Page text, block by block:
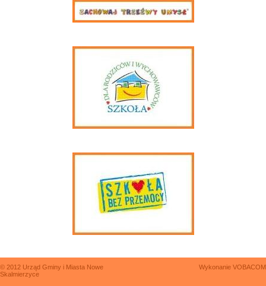
© 2012 Urząd Gminy i Miasta Nowe
Skalmierzyce
Wykonanie VOBACOM